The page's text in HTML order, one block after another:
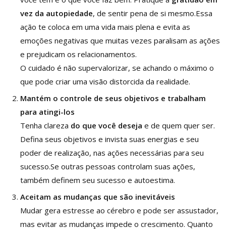
vez da autopiedade, de sentir pena de si mesmo.Essa
ação te coloca em uma vida mais plena e evita as
emoções negativas que muitas vezes paralisam as ações
e prejudicam os relacionamentos.
O cuidado é não supervalorizar, se achando o máximo o
que pode criar uma visão distorcida da realidade.
Mantém o controle de seus objetivos e trabalham
para atingi-los
Tenha clareza do que você deseja e de quem quer ser.
Defina seus objetivos e invista suas energias e seu
poder de realização, nas ações necessárias para seu
sucesso.Se outras pessoas controlam suas ações,
também definem seu sucesso e autoestima.
Aceitam as mudanças que são inevitáveis
Mudar gera estresse ao cérebro e pode ser assustador,
mas evitar as mudanças impede o crescimento. Quanto